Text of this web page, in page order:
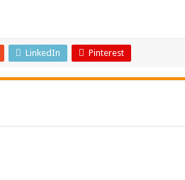
LinkedIn Pinterest